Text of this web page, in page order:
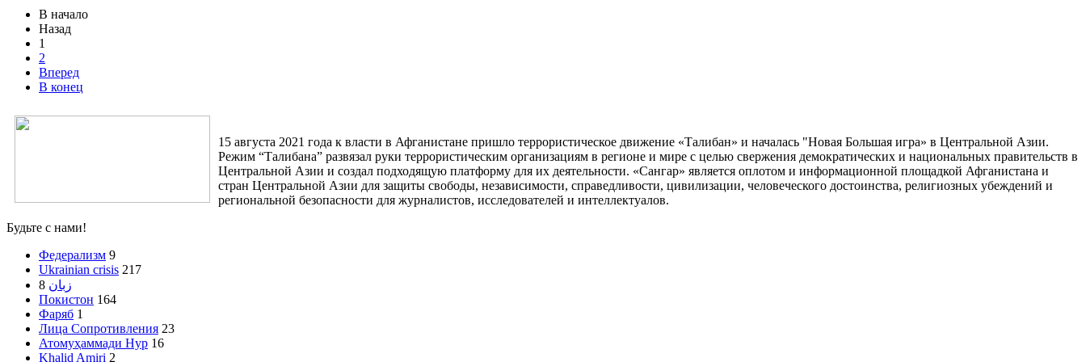
В начало
Назад
1
2
Вперед
В конец
15 августа 2021 года к власти в Афганистане пришло террористическое движение «Талибан» и началась "Новая Большая игра» в Центральной Азии.
Режим “Талибана” развязал руки террористическим организациям в регионе и мире с целью свержения демократических и национальных правительств в
Центральной Азии и создал подходящую платформу для их деятельности. «Сангар» является оплотом и информационной площадкой Афганистана и
стран Центральной Азии для защиты свободы, независимости, справедливости, цивилизации, человеческого достоинства, религиозных убеждений и
региональной безопасности для журналистов, исследователей и интеллектуалов.
Будьте с нами!
Федерализм 9
Ukrainian crisis 217
زبان 8
Покистон 164
Фаряб 1
Лица Сопротивления 23
Атомуҳаммади Нур 16
Khalid Amiri 2